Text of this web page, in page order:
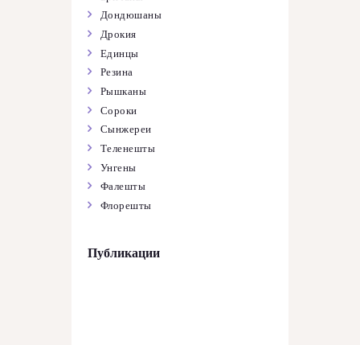
Дондюшаны
Дрокия
Единцы
Резина
Рышканы
Сороки
Сынжереи
Теленешты
Унгены
Фалешты
Флорешты
Публикации